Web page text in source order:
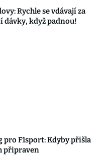
Rychle se vdávají za
dávky, když padnou!
F1sport: Kdyby přišla
připraven